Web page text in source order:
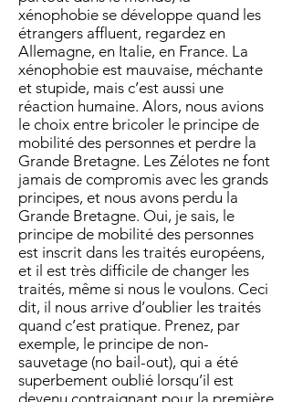
xénophobie se développe quand les
étrangers affluent, regardez en
Allemagne, en Italie, en France. La
xénophobie est mauvaise, méchante
et stupide, mais c’est aussi une
réaction humaine. Alors, nous avions
le choix entre bricoler le principe de
mobilité des personnes et perdre la
Grande Bretagne. Les Zélotes ne font
jamais de compromis avec les grands
principes, et nous avons perdu la
Grande Bretagne. Oui, je sais, le
principe de mobilité des personnes
est inscrit dans les traités européens,
et il est très difficile de changer les
traités, même si nous le voulons. Ceci
dit, il nous arrive d’oublier les traités
quand c’est pratique. Prenez, par
exemple, le principe de non-
sauvetage (no bail-out), qui a été
superbement oublié lorsqu’il est
devenu contraignant pour la première